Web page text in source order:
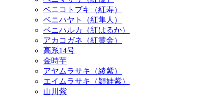
ベニコトブキ（紅寿）
ベニハヤト（紅隼人）
ベニハルカ（紅はるか）
アカコガネ（紅黄金）
高系14号
金時芋
アヤムラサキ（綾紫）
エイムラサキ（頴娃紫）
山川紫